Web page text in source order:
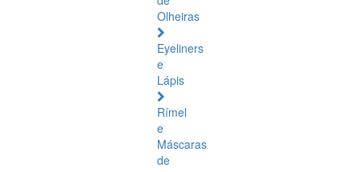
Olheiras
Eyeliners
e
Lápis
Rímel
e
Máscaras
de